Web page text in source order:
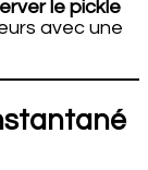
le pickle
avec une